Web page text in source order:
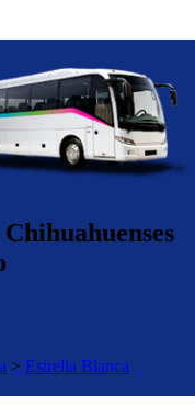
> Estrella Blanca